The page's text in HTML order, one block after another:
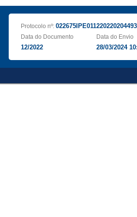
Protocolo nº:
Data do Documento
12/2022
Data do Envio
28/03/2024